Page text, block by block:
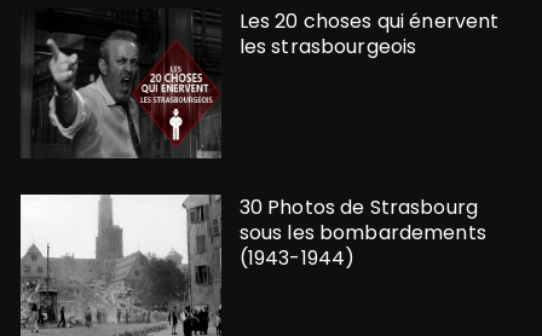
Les 20 choses qui énervent
les strasbourgeois
30 Photos de Strasbourg
sous les bombardements
(1943-1944)